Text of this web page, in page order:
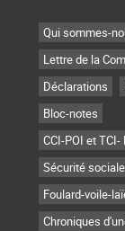
Qui sommes-
Lettre de la
Déclarations
Bloc-notes
CCI-POI et TCI-
Sécurité sociale
Foulard-voile-
Chroniques